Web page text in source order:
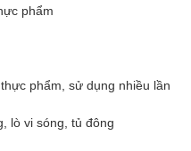
phẩm
phẩm, sử dụng nhiều lần
lò vi sóng, tủ đông